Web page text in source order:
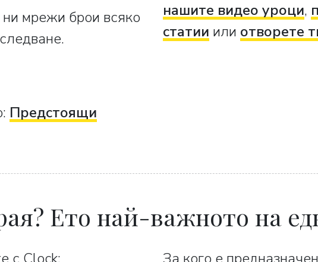
мрежи брои всяко
Предстоящи
нашите видео уроци,
статии или отворете
Ето най-важното на